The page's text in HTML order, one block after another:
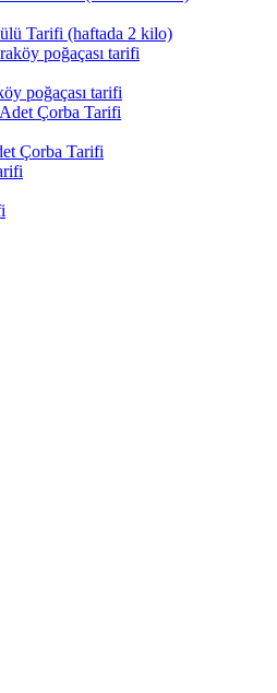
Tarifi (haftada 2 kilo)
poğaçası tarifi
Çorba Tarifi